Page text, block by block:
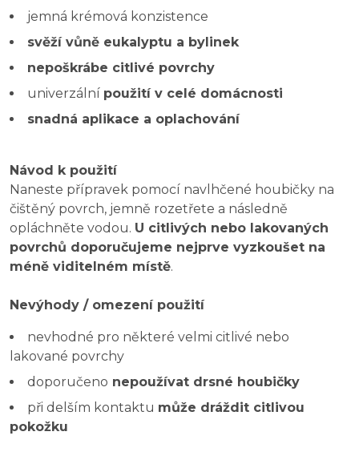
jemná krémová konzistence
svěží vůně eukalyptu a bylinek
nepoškrábe citlivé povrchy
univerzální použití v celé domácnosti
snadná aplikace a oplachování
Návod k použití
Naneste přípravek pomocí navlhčené houbičky na
čištěný povrch, jemně rozetřete a následně
opláchněte vodou. U citlivých nebo lakovaných
povrchů doporučujeme nejprve vyzkoušet na
méně viditelném místě.
Nevýhody / omezení použití
nevhodné pro některé velmi citlivé nebo
lakované povrchy
doporučeno nepoužívat drsné houbičky
při delším kontaktu může dráždit citlivou
pokožku